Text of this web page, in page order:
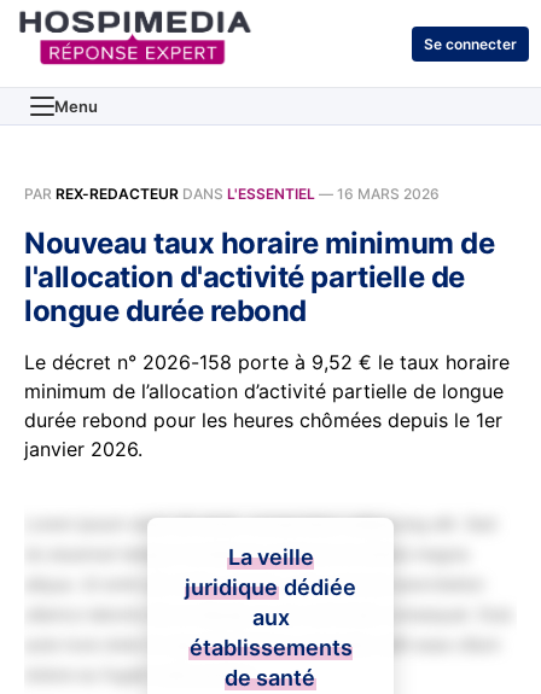
Se connecter
Menu
PAR REX-REDACTEUR DANS L'ESSENTIEL — 16 MARS 2026
Nouveau taux horaire minimum de
l'allocation d'activité partielle de
longue durée rebond
Le décret n° 2026-158 porte à 9,52 € le taux horaire
minimum de l’allocation d’activité partielle de longue
durée rebond pour les heures chômées depuis le 1er
janvier 2026.
Lorem ipsum dolor sit amet, consectetur adipiscing elit. Sed
do eiusmod tempor incididunt ut labore et dolore magna
aliqua. Ut enim ad minim veniam, quis nostrud exercitation
ullamco laboris nisi ut aliquip ex ea commodo consequat. Duis
aute irure dolor in reprehenderit in voluptate velit esse cillum
dolore eu fugiat nulla pariatur.
La veille
juridique dédiée
aux
établissements
de santé